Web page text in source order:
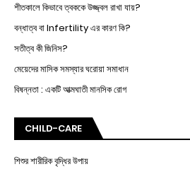
শীতকালে কিভাবে ত্বককে উজ্জ্বল রাখা যায়?
বন্ধাত্ব বা Infertility এর কারণ কি?
সতীত্ব কী জিনিস?
মেয়েদের মাসিক সমস্যার ঘরোয়া সমাধান
বিষন্নতা : একটি আত্মঘাতী মানসিক রোগ
CHILD-CARE
শিশুর শারীরিক বৃদ্ধির উপায়